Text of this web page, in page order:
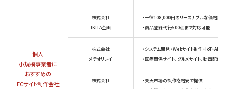
個人
小規模事業者に
おすすめの
ECサイト制作会社
株式会社
IKITA企画
・一律108,000円のリーズナブルな価格設定
・商品登録代行500点まで対応可能
株式会社
メテオリレイ
・システム開発・Webサイト制作・IoT・AI
・医療関係サイト、グルメサイト、動画配
株式会社
・楽天市場の制作を格安で提供